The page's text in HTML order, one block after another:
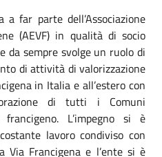
far parte dell’Associazione
(AEVF) in qualità di socio
da sempre svolgeun ruolo di
di attività di valorizzazione
in Italia e all’estero con
di tutti i Comuni
L’impegno si è
lavoro condiviso con
Via Francigena e l’entesi è